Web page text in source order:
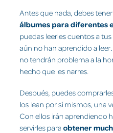
Antes que nada, debes
álbumes para diferentes
puedas leerles cuentos a
aún no han aprendido a
no tendrán problema a la
hecho que les narres.
Después, puedes
los lean por sí mismos, una
Con ellos irán aprendiendo
servirles para obtener